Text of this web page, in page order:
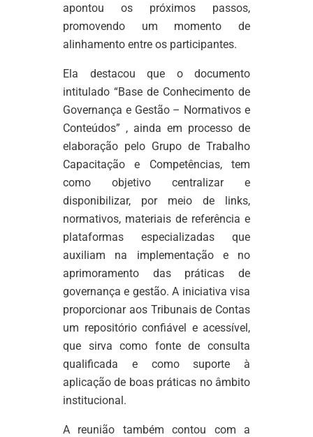
apontou os próximos passos,
promovendo um momento de
alinhamento entre os participantes.
Ela destacou que o documento
intitulado “Base de Conhecimento de
Governança e Gestão – Normativos e
Conteúdos” , ainda em processo de
elaboração pelo Grupo de Trabalho
Capacitação e Competências, tem
como objetivo centralizar e
disponibilizar, por meio de links,
normativos, materiais de referência e
plataformas especializadas que
auxiliam na implementação e no
aprimoramento das práticas de
governança e gestão. A iniciativa visa
proporcionar aos Tribunais de Contas
um repositório confiável e acessível,
que sirva como fonte de consulta
qualificada e como suporte à
aplicação de boas práticas no âmbito
institucional.
A reunião também contou com a